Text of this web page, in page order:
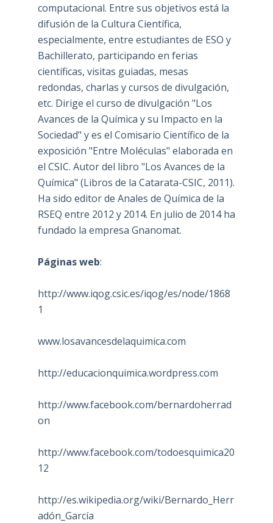
computacional. Entre sus objetivos está la
difusión de la Cultura Científica,
especialmente, entre estudiantes de ESO y
Bachillerato, participando en ferias
científicas, visitas guiadas, mesas
redondas, charlas y cursos de divulgación,
etc. Dirige el curso de divulgación "Los
Avances de la Química y su Impacto en la
Sociedad" y es el Comisario Científico de la
exposición "Entre Moléculas" elaborada en
el CSIC. Autor del libro "Los Avances de la
Química" (Libros de la Catarata-CSIC, 2011).
Ha sido editor de Anales de Química de la
RSEQ entre 2012 y 2014. En julio de 2014 ha
fundado la empresa Gnanomat.
Páginas web:
http://www.iqog.csic.es/iqog/es/node/1868
1
www.losavancesdelaquimica.com
http://educacionquimica.wordpress.com
http://www.facebook.com/bernardoherrad
on
http://www.facebook.com/todoesquimica20
12
http://es.wikipedia.org/wiki/Bernardo_Herr
adón_García